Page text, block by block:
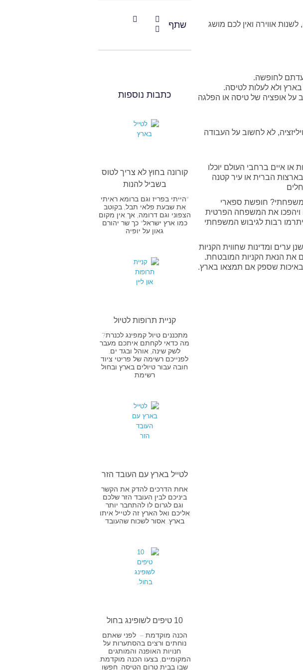
אווירה ואין לכם מושג
לחופשה.
ולא לעלות לטיסה.
על אופציה של טיסה או הפלגה
לא לחשוב על העבודה
או איים ברחבי העולם יוכלו
הברית או עיר קטנה
משפחתי? חופשת ספארי
ויהפכו את המשפחה הפרטית
רבות לגיבוש המשפחתי
ערים ומדינות שחווית הקניות
את הנאת הקניות המובטחת.
ובאיכות שספק אם תמצאו בארץ.
שתף
כתבות נוספות
קורונה בחוץ לא צריך לטוס
בשביל להנות
"הייתי בפריז וגם ברומא ראיתי
את שבעת פלאי תבל, בקוטב
הצפוני וגם דרומה, אך אין מקום
כמו ארץ ישראל" כך שר יהורם
גאון על יופיה
קניית תרופות לטיול
מתכננים טיול קמפינג לכנרת?
מה כדאי לקחתם איתכם מעבר
לשק שינה, אוהל ובגד ים.
לפנייכם רשימה של פריטי ציוד
חובה עבור טיולים בארץ ובחול
רשימת
לטייל בארץ עם העובד הזר
אחת הדרכים להדק את הקשר
ביניכם לבין העובד הזר שלכם
וגם לגרום לו להתחבר יותר
אליכם ואל הארץ זה לטייל איתו
בארץ. אסור לשכוח שהעובד
10 טיפים לשופינג בחול
הכנה מוקדמת – לפני שאתם
נוחתים ורצים בהסתערות על
חנויות האופנה והמותגים
המקומיים, בצעו הכנה מוקדמת.
שבו בבית טרום הטיסה. חפשו